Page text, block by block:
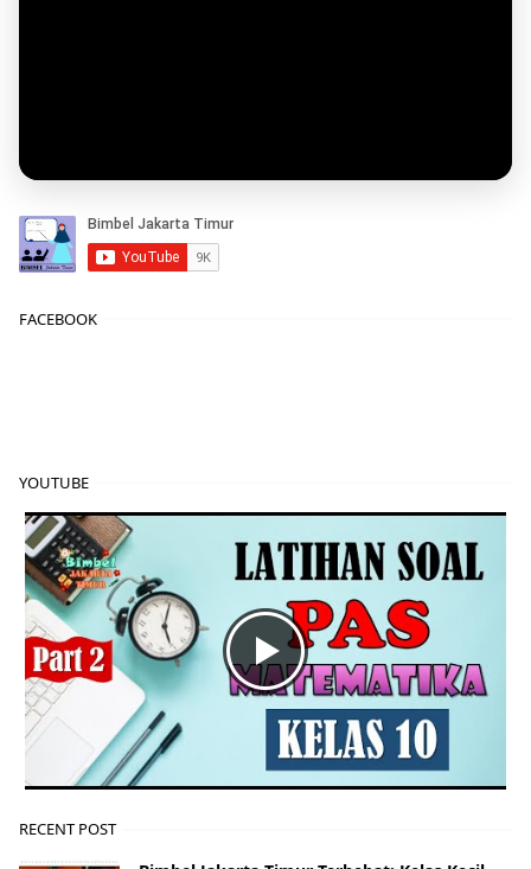
FACEBOOK
YOUTUBE
RECENT POST